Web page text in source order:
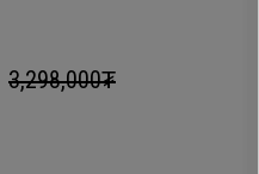
3,298,000₮